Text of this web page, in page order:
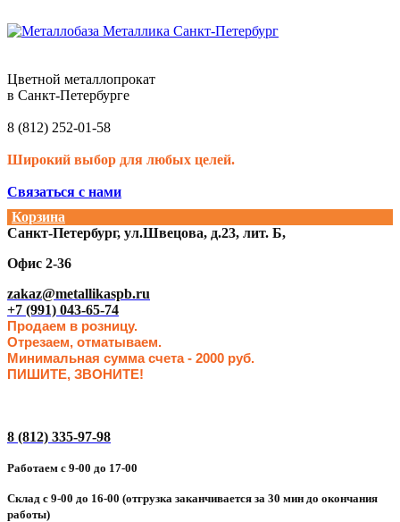
Цветной металлопрокат
в Санкт-Петербурге
8 (812) 252-01-58
Широкий выбор для любых целей.
Связаться с нами
Корзина
Санкт-Петербург, ул.Швецова, д.23, лит. Б,
Офис 2-36
zakaz@metallikaspb.ru
+7 (991) 043-65-74
Продаем в розницу.
Отрезаем, отматываем.
Минимальная сумма счета - 2000 руб.
ПИШИТЕ, ЗВОНИТЕ!
8 (812) 335-97-98
Работаем с 9-00 до 17-00
Склад с 9-00 до 16-00 (отгрузка заканчивается за 30 мин до окончания
работы)